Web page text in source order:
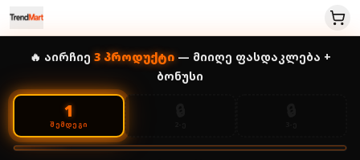
🔥 აირჩიე 3პროდუქტი— მიიღე ფასდაკლება +
ბონუსი
1
ᲨᲔᲛᲓᲔᲒᲘ